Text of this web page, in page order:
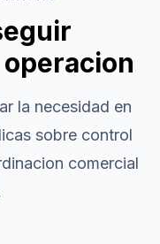
la necesidad en
sobre control
comercial